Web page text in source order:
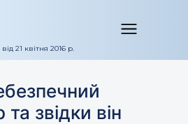
21 квітня 2016 р.
та звідки він